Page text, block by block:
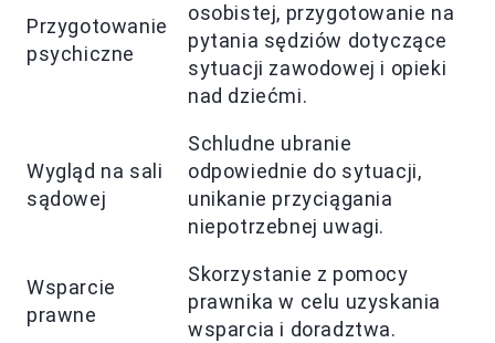
Przygotowanie
psychiczne
osobistej, przygotowanie na
pytania sędziów dotyczące
sytuacji zawodowej i opieki
nad dziećmi.
Wygląd na sali
sądowej
Schludne ubranie
odpowiednie do sytuacji,
unikanie przyciągania
niepotrzebnej uwagi.
Wsparcie
prawne
Skorzystanie z pomocy
prawnika w celu uzyskania
wsparcia i doradztwa.